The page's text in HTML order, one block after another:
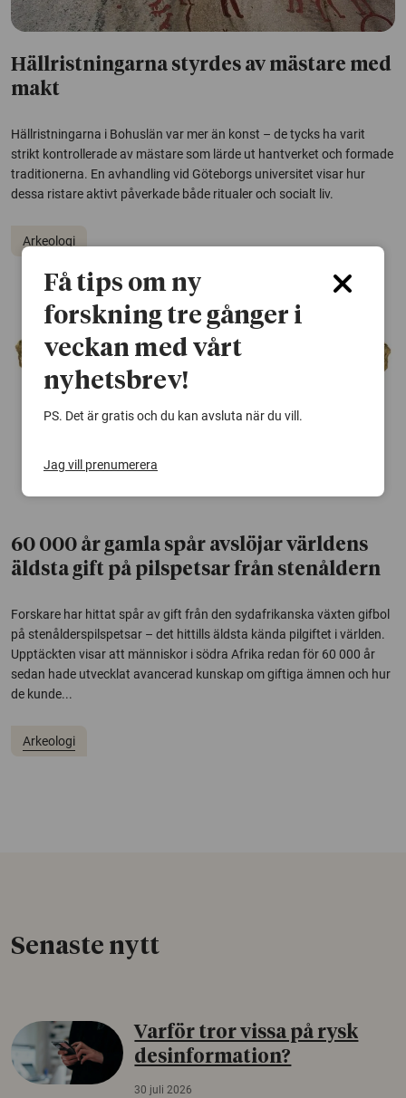
Hällristningarna styrdes av mästare med
makt
Hällristningarna i Bohuslän var mer än konst – de tycks ha varit
strikt kontrollerade av mästare som lärde ut hantverket och formade
traditionerna. En avhandling vid Göteborgs universitet visar hur
dessa ristare aktivt påverkade både ritualer och socialt liv.
Arkeologi
60 000 år gamla spår avslöjar världens
äldsta gift på pilspetsar från stenåldern
Forskare har hittat spår av gift från den sydafrikanska växten gifbol
på stenålderspilspetsar – det hittills äldsta kända pilgiftet i världen.
Upptäckten visar att människor i södra Afrika redan för 60 000 år
sedan hade utvecklat avancerad kunskap om giftiga ämnen och hur
de kunde...
Arkeologi
Senaste nytt
Varför tror vissa på rysk
desinformation?
30 juli 2026
Få tips om ny
forskning tre gånger i
veckan med vårt
nyhetsbrev!
PS. Det är gratis och du kan avsluta när du vill.
Jag vill prenumerera